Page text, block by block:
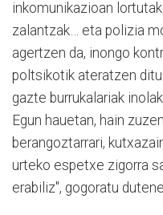
inkomunikazioan
zalantzak… eta polizia
agertzen da, inongo
poltsikotik ateratzen
gazte burrukalariak
Egun hauetan, hain
berangoztarrari,
urteko espetxe zigorra
erabiliz", gogoratu